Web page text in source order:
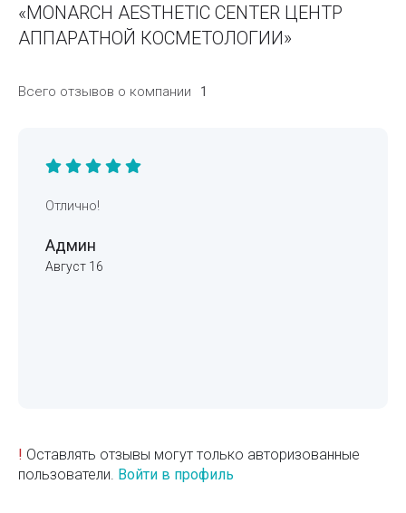
«MONARCH AESTHETIC CENTER ЦЕНТР
АППАРАТНОЙ КОСМЕТОЛОГИИ»
Всего отзывов о компании 1
Отлично!
Админ
Август 16
! Оставлять отзывы могут только авторизованные
пользователи. Войти в профиль